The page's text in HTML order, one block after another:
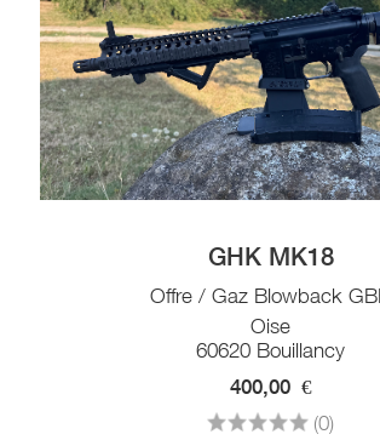
GHK MK18
Offre / Gaz Blowback
Oise
60620 Bouillancy
400,00 €
(0)